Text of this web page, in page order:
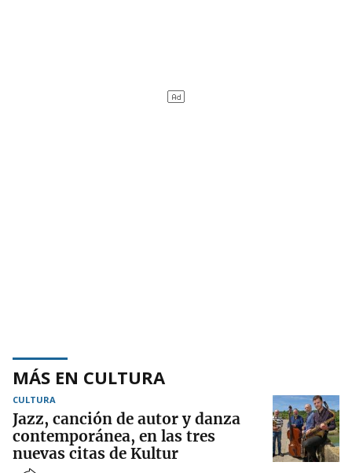
MÁS EN CULTURA
CULTURA
Jazz, canción de autor y danza
contemporánea, en las tres
nuevas citas de Kultur